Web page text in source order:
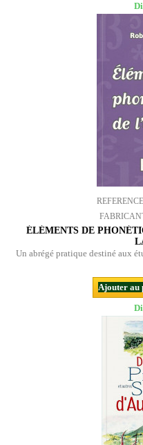
ÉLÉMENTS DE
Un abrégé pratique destiné aux
Ajouter au